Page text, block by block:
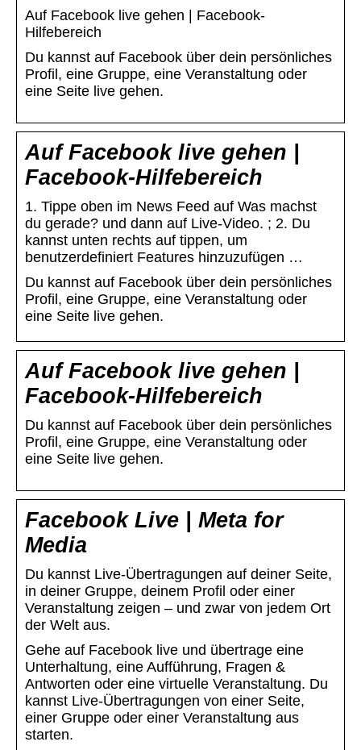
Auf Facebook live gehen | Facebook-
Hilfebereich
Du kannst auf Facebook über dein persönliches
Profil, eine Gruppe, eine Veranstaltung oder
eine Seite live gehen.
Auf Facebook live gehen |
Facebook-Hilfebereich
1. Tippe oben im News Feed auf Was machst
du gerade? und dann auf Live-Video. ; 2. Du
kannst unten rechts auf tippen, um
benutzerdefiniert Features hinzuzufügen …
Du kannst auf Facebook über dein persönliches
Profil, eine Gruppe, eine Veranstaltung oder
eine Seite live gehen.
Auf Facebook live gehen |
Facebook-Hilfebereich
Du kannst auf Facebook über dein persönliches
Profil, eine Gruppe, eine Veranstaltung oder
eine Seite live gehen.
Facebook Live | Meta for
Media
Du kannst Live-Übertragungen auf deiner Seite,
in deiner Gruppe, deinem Profil oder einer
Veranstaltung zeigen – und zwar von jedem Ort
der Welt aus.
Gehe auf Facebook live und übertrage eine
Unterhaltung, eine Aufführung, Fragen &
Antworten oder eine virtuelle Veranstaltung. Du
kannst Live-Übertragungen von einer Seite,
einer Gruppe oder einer Veranstaltung aus
starten.